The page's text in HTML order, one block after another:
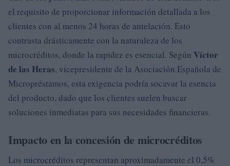
el requisito de proporcionar información detallada a los
clientes con al menos 24 horas de antelación. Esto
contrasta drásticamente con la naturaleza de los
microcréditos, donde la rapidez es esencial. Según Víctor
de las Heras, vicepresidente de la Asociación Española de
Micropréstamos, esta exigencia podría socavar la esencia
del producto, dado que los clientes suelen buscar
soluciones inmediatas para sus necesidades financieras.
Impacto en la concesión de microcréditos
Los microcréditos representan aproximadamente el 0,5%